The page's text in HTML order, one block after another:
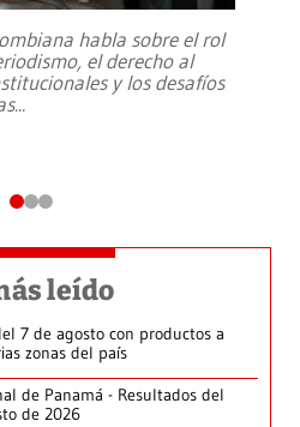
habla sobre el rol
el derecho al
y los desafíos
...
leído
7 de agosto con productos a
zonas del país
de Panamá - Resultados del
de 2026